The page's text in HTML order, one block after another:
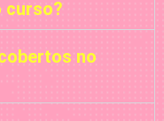
curso?
no